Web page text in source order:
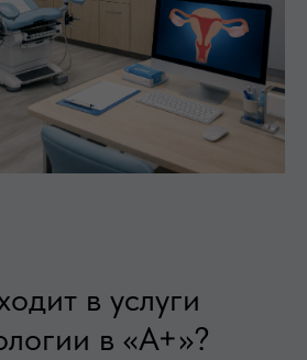
в услуги
в «А+»?